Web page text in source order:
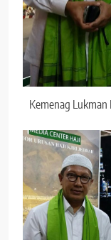
Kemenag